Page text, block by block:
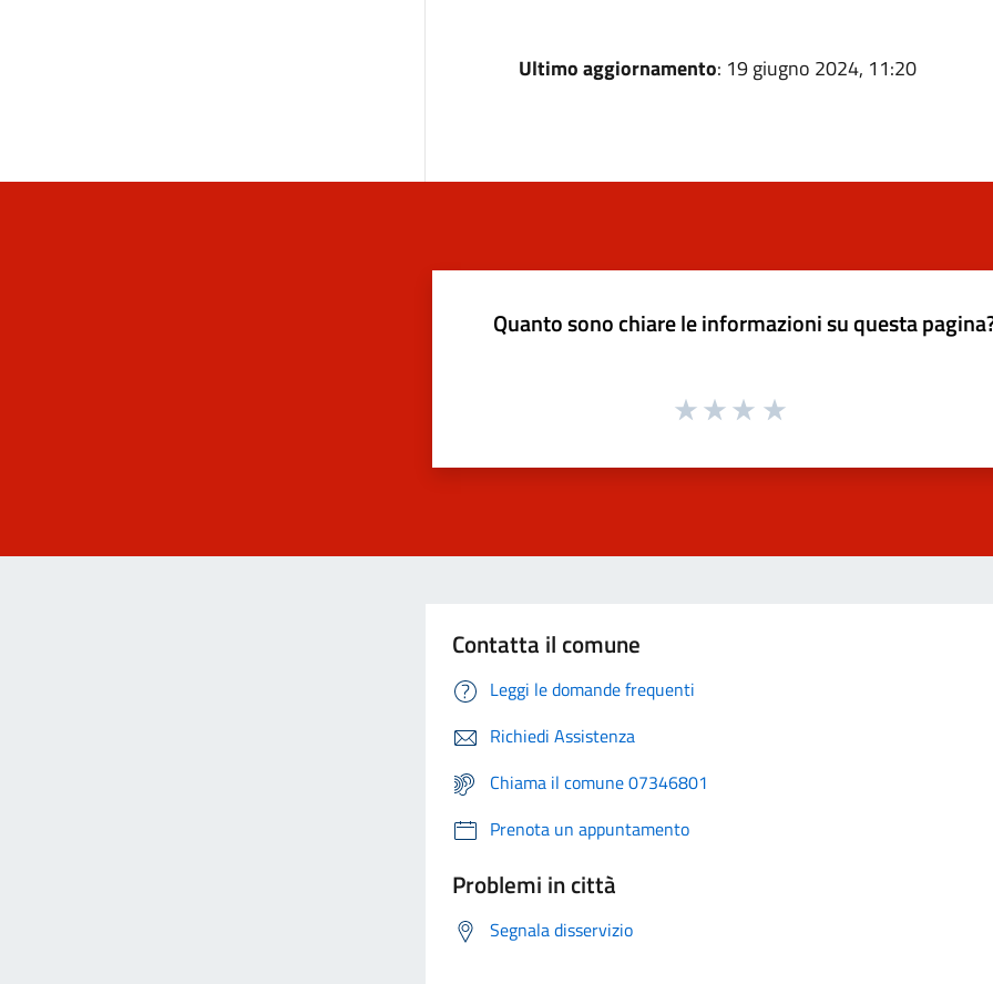
Ultimo aggiornamento: 19 giugno 2024, 11:20
Quanto sono chiare le informazioni su questa
Contatta il comune
Leggi le domande frequenti
Richiedi Assistenza
Chiama il comune 07346801
Prenota un appuntamento
Problemi in città
Segnala disservizio